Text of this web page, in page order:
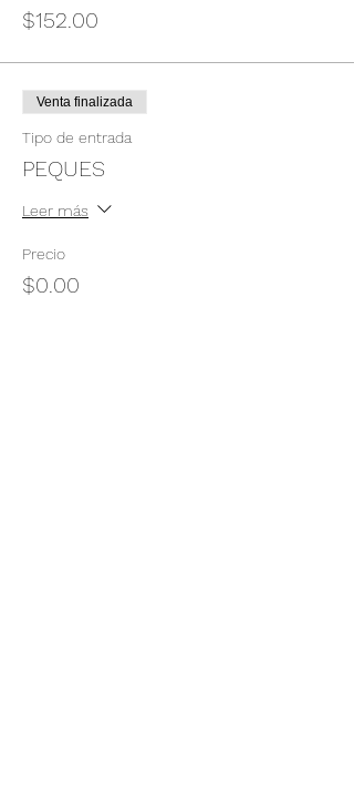
$152.00
Venta finalizada
Tipo de entrada
PEQUES
Leer más
Precio
$0.00